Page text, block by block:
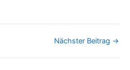
Nächster Beitrag →